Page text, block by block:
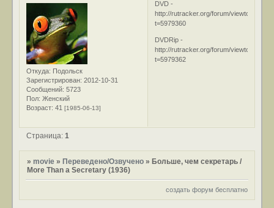
Откуда: Подольск
Зарегистрирован: 2012-10-31
Сообщений: 5723
Пол: Женский
Возраст: 41[1985-06-13]
DVD -
http://rutracker.org/forum/
t=5979360
DVDRip -
http://rutracker.org/forum/
t=5979362
Страница:1
»movie » Переведено/Озвучено » Больше, чем секретарь /
More Than a Secretary (1936)
создать форум бесплатно